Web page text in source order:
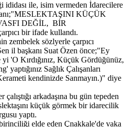
ididası ile, isim vermeden İdarecilere
KÜÇÜK
DEĞİL, BİR
bir ifade kullandı.
zembelek sözlyerle çarpıcı
il başkanı Suat Özen önce;"Ey
'O Kırdığınız, Küçük Gördüğünüz,
Sağlık Çalışanları
kendinizde Sanmayın.)" diye
arkadaşına bu gün tepeden
küçük görmek bir idarecilik
yaptı.
elde eden Çnakkale'de vaka